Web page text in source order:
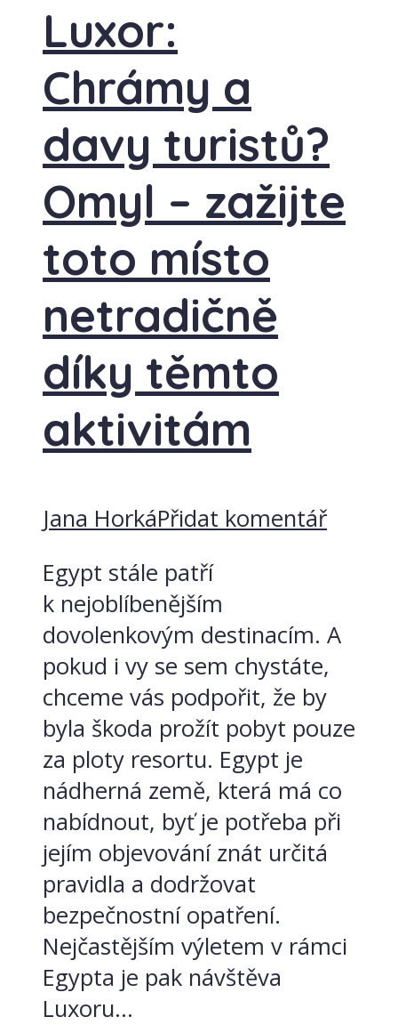
Luxor:
Chrámy a
davy turistů?
Omyl – zažijte
toto místo
netradičně
díky těmto
aktivitám
Jana HorkáPřidat komentář
Egypt stále patří
k nejoblíbenějším
dovolenkovým destinacím. A
pokud i vy se sem chystáte,
chceme vás podpořit, že by
byla škoda prožít pobyt pouze
za ploty resortu. Egypt je
nádherná země, která má co
nabídnout, byť je potřeba při
jejím objevování znát určitá
pravidla a dodržovat
bezpečnostní opatření.
Nejčastějším výletem v rámci
Egypta je pak návštěva
Luxoru...